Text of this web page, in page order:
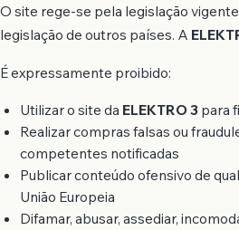
O site rege-se pela legislação
legislação de outros países. A
É expressamente proibido:
Utilizar o site da ELEKTRO 3 para
Realizar compras falsas ou
competentes notificadas
Publicar conteúdo ofensivo de
União Europeia
Difamar, abusar, assediar,